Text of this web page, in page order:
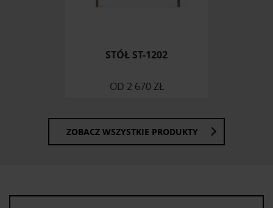
STÓŁ ST-1202
OD 2 670 ZŁ
ZOBACZ WSZYSTKIE PRODUKTY